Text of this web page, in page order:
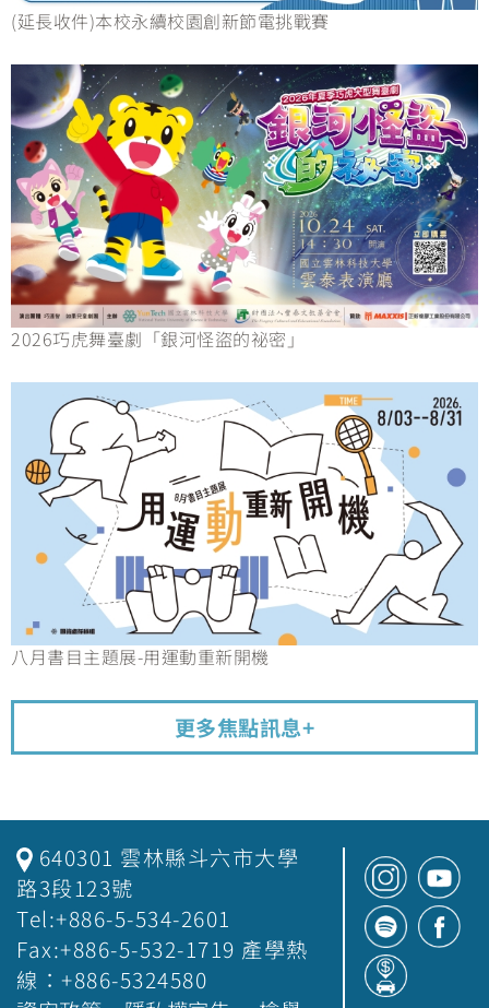
(延長收件)本校永續校園創新節電挑戰賽
2026巧虎舞臺劇「銀河怪盜的祕密」
八月書目主題展-用運動重新開機
更多焦點訊息+
640301 雲林縣斗六市大學
路3段123號
Tel:+886-5-534-2601
Fax:+886-5-532-1719 產學熱
線：+886-5324580